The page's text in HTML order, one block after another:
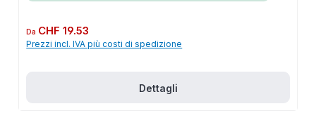
Prezzo normale:
Da CHF 19.53
Prezzi incl. IVA più costi di spedizione
Dettagli